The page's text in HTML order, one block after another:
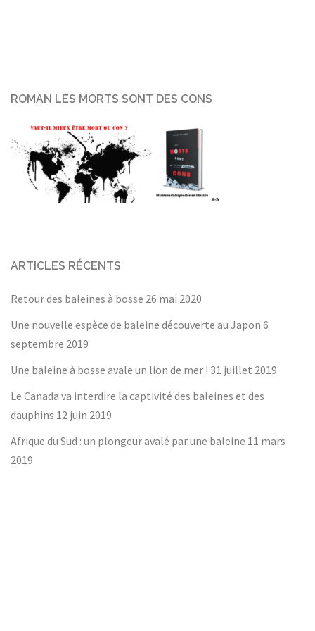
ROMAN LES MORTS SONT DES CONS
ARTICLES RÉCENTS
Retour des baleines à bosse 26 mai 2020
Une nouvelle espèce de baleine découverte au Japon 6
septembre 2019
Une baleine à bosse avale un lion de mer ! 31 juillet 2019
Le Canada va interdire la captivité des baleines et des
dauphins 12 juin 2019
Afrique du Sud : un plongeur avalé par une baleine 11 mars
2019